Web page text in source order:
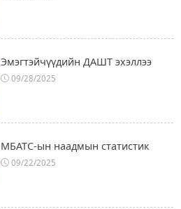
Эмэгтэйчүүдийн ДАШТ эхэллээ
09/28/2025
МБАТС-ын наадмын статистик
09/22/2025